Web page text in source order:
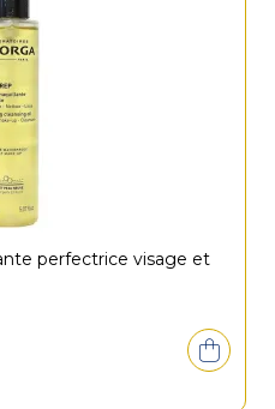
perfectrice visage et